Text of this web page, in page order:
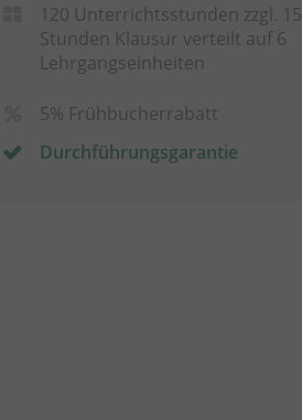
120 Unterrichtsstunden zzgl. 15
Stunden Klausur verteilt auf 6
Lehrgangseinheiten
5% Frühbucherrabatt
Durchführungsgarantie